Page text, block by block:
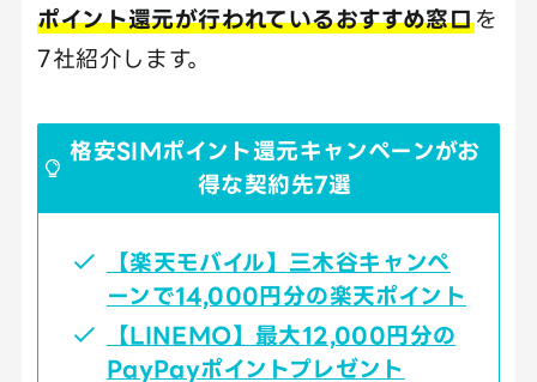
ポイント還元が行われているおすすめ窓口を
7社紹介します。
格安SIMポイント還元キャンペーンがお
得な契約先7選
【楽天モバイル】三木谷キャンペ
ーンで14,000円分の楽天ポイント
【LINEMO】最大12,000円分の
PayPayポイントプレゼント